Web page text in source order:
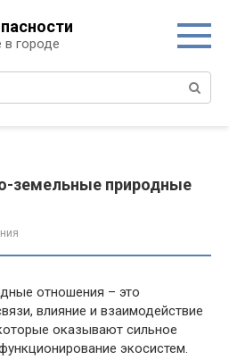
городе
земельные природные
отношения – это
влияние и взаимодействие
оказывают сильное
экосистем.